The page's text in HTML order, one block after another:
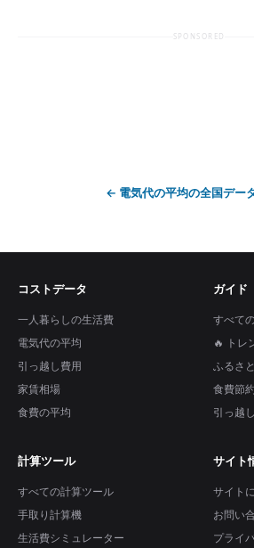
SPONSORED
← 電気代の平均の全国デー
コストデータ
一人暮らしの生活費
電気代の平均
引っ越し費用
家賃相場
食費の平均
ガイド
すべて
🔥 トレ
ふるさ
食費節
引っ越
計算ツール
すべての計算ツール
手取り計算機
生活費シミュレーター
サイト
サイト
お問い
プライ